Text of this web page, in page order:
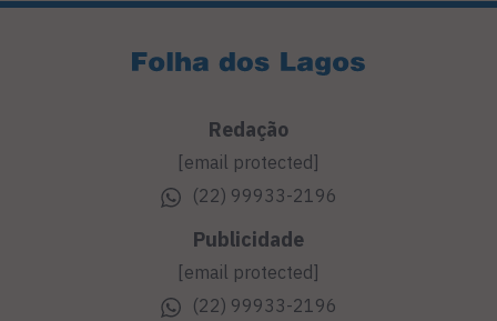
Redação
[email protected]
(22) 99933-2196
Publicidade
[email protected]
(22) 99933-2196